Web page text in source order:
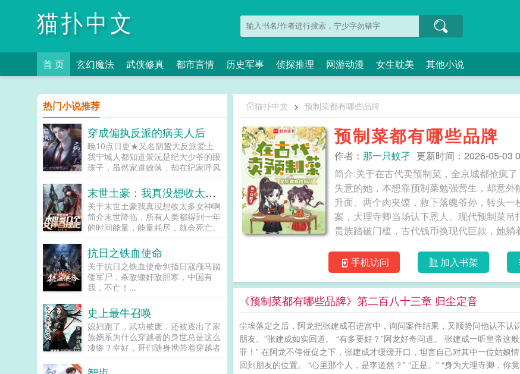
猫扑中文
首 页 玄幻魔法 武侠修真 都市言情 历史军事 侦探推理 网游动漫 女生耽美 其他小说
猫扑中文 > 预制菜都有哪些品牌
预制菜都有哪些品牌
作者： 那一只蚊孑 更新时间：2026-05-03
简介:关于在古代卖预制菜，全京城都抢疯
失意的她，本想靠预制菜勉强营生，却意
升面、两个肉夹馍，救下落魄爷孙，转头
案，大理寺卿当场认下恩人。现代预制菜
贵族踏破门槛，古代钱币换现代巨款，她
全京城：“求掌柜的再开一家！预制菜我们
手机访问 加入书架
《预制菜都有哪些品牌》第二百八十三章 归尘定音
尘埃落定之后，阿龙把张建成召进宫中，询问案件结果，又顺势问他认不
朋友。”张建成如实回道。 “有多要好？”阿龙好奇问道。 张建成一听皇帝
罪！” 在阿龙不停催促之下，张建成才缓缓开口，坦言自己对其中一位姑娘
回到朋友的位置。 “心里那个人，是李道然？” “正是。” “身为大理寺卿，
热门小说推荐
穿成偏执反派的病美人后
晚10点日更★又名阴鸷大反派爱上
我宁城人都知道景沅是纪大少爷的眼
珠子，虽然家道败落，却在纪家呼风
子，一碰就碎，除了美貌一无是处。
纪晏对景沅的偏爱招来许多人的嫉
妒。纪晏...
末世土豪：我真没想收太多女神啊
关于末世土豪我真没想收太多女神啊
简介末世降临，所有人类都得到一年
的时间能量，能量耗尽，就会死亡。
地震海啸台风大洪水火山干旱等各种
天灾的爆锤！意外重生的萧扬，回到
了末世来临的前10天，前世的空间
异能也随之而来。于是，他开始疯狂
的囤积物资。萧总，您的庇护所改造
重卡8×8越野房车到了，请您接收萧
少，您的末世版豪华游艇到港了，请
您查收！萧先生，您订购的物资都已
送达仓库，请您注意接收！萝卜白
抗日之铁血使命
关于抗日之铁血使命剑指日寇颅马踏
倭军尸，杀敌锄奸敌胆寒，中国有
我，不亡！...
史上最牛召唤
媳妇跑了，武功被废，还被逐出了家
族嫡系为什么穿越者的身世总是这么
凄惨？幸好，哥们随身携带着穿越者
间！刀剑枪械...